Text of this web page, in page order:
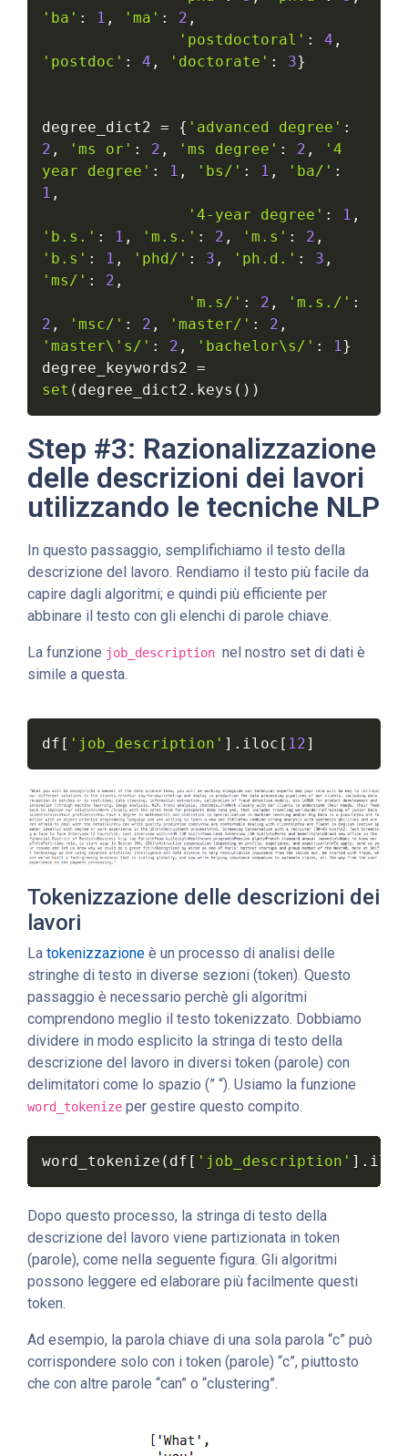
'ba' : 1 , 'ma' : 2 ,
'postdoctoral' : 4 ,
'postdoc' : 4 , 'doctorate' : 3}
degree_dict2 = { 'advanced degree' :
2 , 'ms or' : 2 , 'ms degree' : 2 ,
'4
year degree' : 1 , 'bs/' : 1 , 'ba/' :
1 ,
'4-year degree' : 1 ,
'b.s.' : 1 , 'm.s.' : 2 , 'm.s' : 2 ,
'b.s' : 1 , 'phd/' : 3 , 'ph.d.' : 3 ,
'ms/' : 2 ,
'm.s/' : 2 , 'm.s./' :
2 , 'msc/' : 2 , 'master/' : 2 ,
'master\'s/' : 2 , 'bachelor\s/' : 1}
degree_keywords2 =
set ( degree_dict2 . keys ( ) )
Step #3: Razionalizzazione
delle descrizioni dei lavori
utilizzando le tecniche NLP
In questo passaggio, semplifichiamo il testo della
descrizione del lavoro. Rendiamo il testo più facile da
capire dagli algoritmi; e quindi più efficiente per
abbinare il testo con gli elenchi di parole chiave.
La funzione job_description nel nostro set di dati è
simile a questa.
df [ 'job_description' ] . iloc [ 12]
Tokenizzazione delle descrizioni dei
lavori
La tokenizzazione è un processo di analisi delle
stringhe di testo in diverse sezioni (token). Questo
passaggio è necessario perchè gli algoritmi
comprendono meglio il testo tokenizzato. Dobbiamo
dividere in modo esplicito la stringa di testo della
descrizione del lavoro in diversi token (parole) con
delimitatori come lo spazio (” “). Usiamo la funzione
word_tokenize per gestire questo compito.
word_tokenize ( df [ 'job_description' ] . iloc
Dopo questo processo, la stringa di testo della
descrizione del lavoro viene partizionata in token
(parole), come nella seguente figura. Gli algoritmi
possono leggere ed elaborare più facilmente questi
token.
Ad esempio, la parola chiave di una sola parola “c” può
corrispondere solo con i token (parole) “c”, piuttosto
che con altre parole “can” o “clustering”.